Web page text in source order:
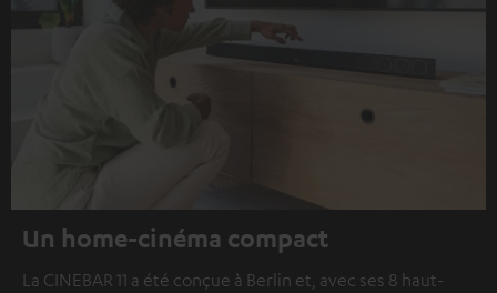
Un home-cinéma compact
La CINEBAR 11 a été conçue à Berlin et, avec ses 8 haut-